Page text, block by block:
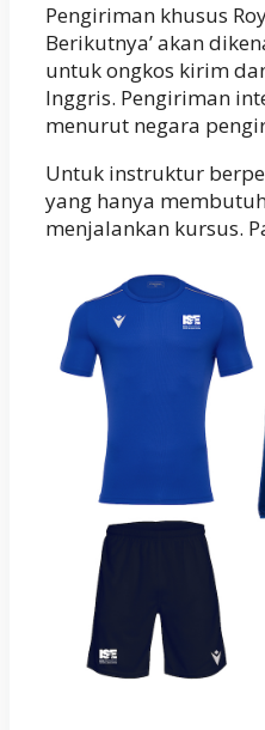
Pengiriman khusus
Berikutnya’ akan
untuk ongkos kirim
Inggris. Pengiriman
menurut negara
Untuk instruktur
yang hanya
menjalankan kursus.